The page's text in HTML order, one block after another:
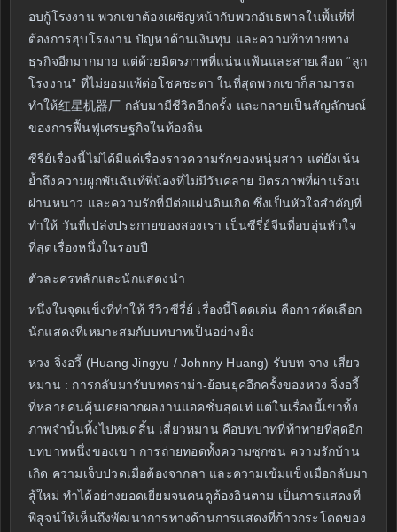
อบกู้โรงงาน พวกเขาต้องเผชิญหน้ากับพวกอันธพาลในพื้นที่ที่
ต้องการฮุบโรงงาน ปัญหาด้านเงินทุน และความท้าทายทาง
ธุรกิจอีกมากมาย แต่ด้วยมิตรภาพที่แน่นแฟ้นและสายเลือด “ลูก
โรงงาน” ที่ไม่ยอมแพ้ต่อโชคชะตา ในที่สุดพวกเขาก็สามารถ
ทำให้红星机器厂 กลับมามีชีวิตอีกครั้ง และกลายเป็นสัญลักษณ์
ของการฟื้นฟูเศรษฐกิจในท้องถิ่น
ซีรี่ย์เรื่องนี้ไม่ได้มีแค่เรื่องราวความรักของหนุ่มสาว แต่ยังเน้น
ย้ำถึงความผูกพันฉันท์พี่น้องที่ไม่มีวันคลาย มิตรภาพที่ผ่านร้อน
ผ่านหนาว และความรักที่มีต่อแผ่นดินเกิด ซึ่งเป็นหัวใจสำคัญที่
ทำให้ วันที่เปล่งประกายของสองเรา เป็นซีรี่ย์จีนที่อบอุ่นหัวใจ
ที่สุดเรื่องหนึ่งในรอบปี
ตัวละครหลักและนักแสดงนำ
หนึ่งในจุดแข็งที่ทำให้ รีวิวซีรี่ย์ เรื่องนี้โดดเด่น คือการคัดเลือก
นักแสดงที่เหมาะสมกับบทบาทเป็นอย่างยิ่ง
หวง จิ่งอวี้ (Huang Jingyu / Johnny Huang) รับบท จาง เสี่ยว
หมาน : การกลับมารับบทดราม่า-ย้อนยุคอีกครั้งของหวง จิ่งอวี้
ที่หลายคนคุ้นเคยจากผลงานแอคชั่นสุดเท่ แต่ในเรื่องนี้เขาทิ้ง
ภาพจำนั้นทิ้งไปหมดสิ้น เสี่ยวหมาน คือบทบาทที่ท้าทายที่สุดอีก
บทบาทหนึ่งของเขา การถ่ายทอดทั้งความซุกซน ความรักบ้าน
เกิด ความเจ็บปวดเมื่อต้องจากลา และความเข้มแข็งเมื่อกลับมา
สู้ใหม่ ทำได้อย่างยอดเยี่ยมจนคนดูต้องอินตาม เป็นการแสดงที่
พิสูจน์ให้เห็นถึงพัฒนาการทางด้านการแสดงที่ก้าวกระโดดของ